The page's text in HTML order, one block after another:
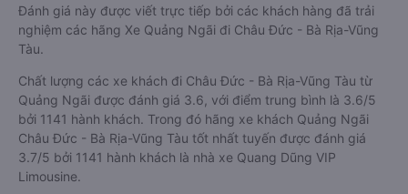
Đánh giá này được viết trực tiếp bởi các khách hàng đã trải
nghiệm các hãng Xe Quảng Ngãi đi Châu Đức - Bà Rịa-Vũng
Tàu.
Chất lượng các xe khách đi Châu Đức - Bà Rịa-Vũng Tàu từ
Quảng Ngãi được đánh giá 3.6, với điểm trung bình là 3.6/5
bởi 1141 hành khách. Trong đó hãng xe khách Quảng Ngãi
Châu Đức - Bà Rịa-Vũng Tàu tốt nhất tuyến được đánh giá
3.7/5 bởi 1141 hành khách là nhà xe Quang Dũng VIP
Limousine.